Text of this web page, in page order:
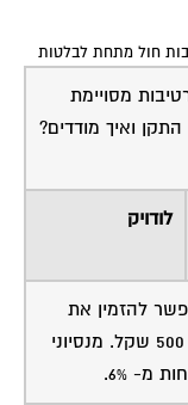
חול מתחת לבלטות
מסויימת
ואיך מודדים?
לודויק
עד 6% רטיבות. אפשר להזמין את
מכון התקנים והם יבצעו בדיקה. עלות כ- 500 שקל. מנסיוני
מ- 6%.